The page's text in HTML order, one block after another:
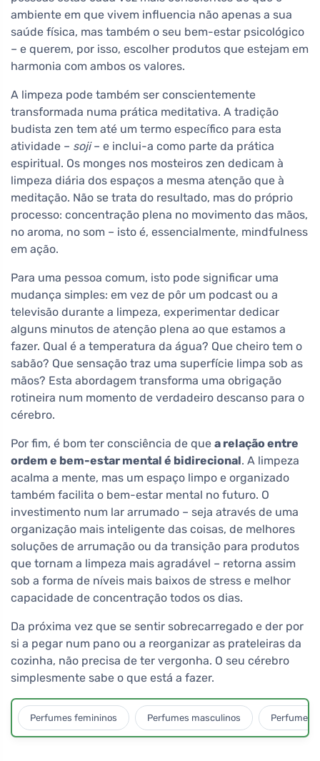
ambiente em que vivem influencia não apenas a sua
saúde física, mas também o seu bem-estar psicológico
– e querem, por isso, escolher produtos que estejam em
harmonia com ambos os valores.
A limpeza pode também ser conscientemente
transformada numa prática meditativa. A tradição
budista zen tem até um termo específico para esta
atividade – soji– e inclui-a como parte da prática
espiritual. Os monges nos mosteiros zen dedicam à
limpeza diária dos espaços a mesma atenção que à
meditação. Não se trata do resultado, mas do próprio
processo: concentração plena no movimento das mãos,
no aroma, no som – isto é, essencialmente, mindfulness
em ação.
Para uma pessoa comum, isto pode significar uma
mudança simples: em vez de pôr um podcast ou a
televisão durante a limpeza, experimentar dedicar
alguns minutos de atenção plena ao que estamos a
fazer. Qual é a temperatura da água? Que cheiro tem o
sabão? Que sensação traz uma superfície limpa sob as
mãos? Esta abordagem transforma uma obrigação
rotineira num momento de verdadeiro descanso para o
cérebro.
Por fim, é bom ter consciência de que a relação entre
ordem e bem-estar mental é bidirecional. A limpeza
acalma a mente, mas um espaço limpo e organizado
também facilita o bem-estar mental no futuro. O
investimento num lar arrumado – seja através de uma
organização mais inteligente das coisas, de melhores
soluções de arrumação ou da transição para produtos
que tornam a limpeza mais agradável – retorna assim
sob a forma de níveis mais baixos de stress e melhor
capacidade de concentração todos os dias.
Da próxima vez que se sentir sobrecarregado e der por
si a pegar num pano ou a reorganizar as prateleiras da
cozinha, não precisa de ter vergonha. O seu cérebro
simplesmente sabe o que está a fazer.
Perfumes femininos Perfumes masculinos Perfumes